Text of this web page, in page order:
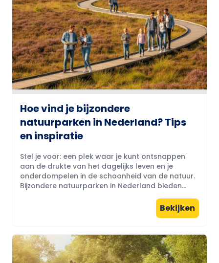
Hoe vind je bijzondere
natuurparken in Nederland? Tips
en inspiratie
Stel je voor: een plek waar je kunt ontsnappen
aan de drukte van het dagelijks leven en je
onderdompelen in de schoonheid van de natuur.
Bijzondere natuurparken in Nederland bieden...
Bekijken